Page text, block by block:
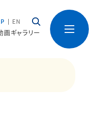
EN
画ギャラリー